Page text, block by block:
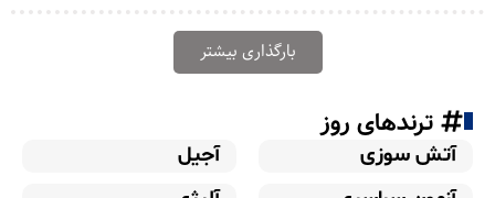
بارگذاری بیشتر
ترندهای روز
آتش سوزی
آجیل